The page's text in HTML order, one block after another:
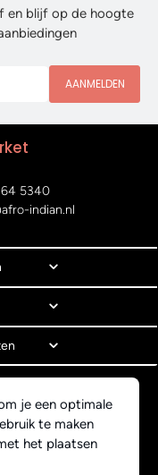
je een optimale
te maken
het plaatsen
en blijf op de hoogte
AANMELDEN
5340
indian.nl